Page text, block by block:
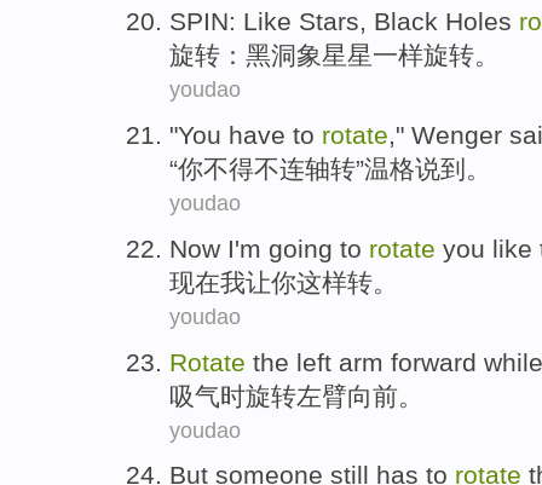
SPIN: Like Stars, Black Holes
旋转 ： 黑洞象星星一样旋转。
youdao
"You have to rotate," Wenger
“你不得不连轴转”温格说到 。
youdao
Now I'm going to rotate you like
现在我让你这样转。
youdao
Rotate the left arm forward while
吸气时旋转左臂向前 。
youdao
But someone still has to rotate